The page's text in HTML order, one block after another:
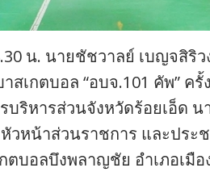
น. นายชัชวาลย์ เบญจสิริ
เกตบอล “อบจ.101 คัพ” ค
บริหารส่วนจังหวัดร้อยเอ็ด
วหน้าส่วนราชการ และประ
บอลบึงพลาญชัย อำเภอเมือ